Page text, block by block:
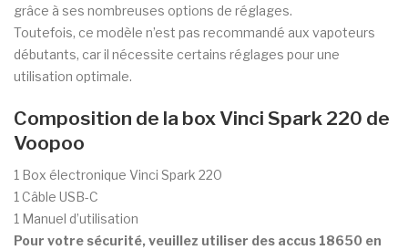
grâce à ses nombreuses options de réglages.
Toutefois, ce modèle n’est pas recommandé aux vapoteurs
débutants, car il nécessite certains réglages pour une
utilisation optimale.
Composition de la box Vinci Spark 220 de
Voopoo
1 Box électronique Vinci Spark 220
1 Câble USB-C
1 Manuel d’utilisation
Pour votre sécurité, veuillez utiliser des accus 18650 en